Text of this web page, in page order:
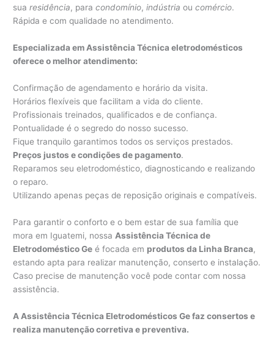
suaresidência, paracondomínio,indústria oucomércio.
Rápida e com qualidade no atendimento.
Especializada em Assistência Técnica eletrodomésticos
oferece o melhor atendimento:
Confirmação de agendamento e horário da visita.
Horários flexíveis que facilitam a vida do cliente.
Profissionais treinados, qualificados e de confiança.
Pontualidade é o segredo do nosso sucesso.
Fique tranquilo garantimos todos os serviços prestados.
Preços justos e condições de pagamento.
Reparamos seu eletrodoméstico, diagnosticando e realizando
o reparo.
Utilizando apenas peças de reposição originais e compatíveis.
Para garantir o conforto e o bem estar de sua família que
mora em Iguatemi, nossa Assistência Técnica de
Eletrodoméstico Ge é focada em produtos da Linha Branca,
estando apta para realizar manutenção, conserto e instalação.
Caso precise de manutenção você pode contar com nossa
assistência.
A Assistência Técnica Eletrodomésticos Ge faz consertos e
realiza manutenção corretiva e preventiva.